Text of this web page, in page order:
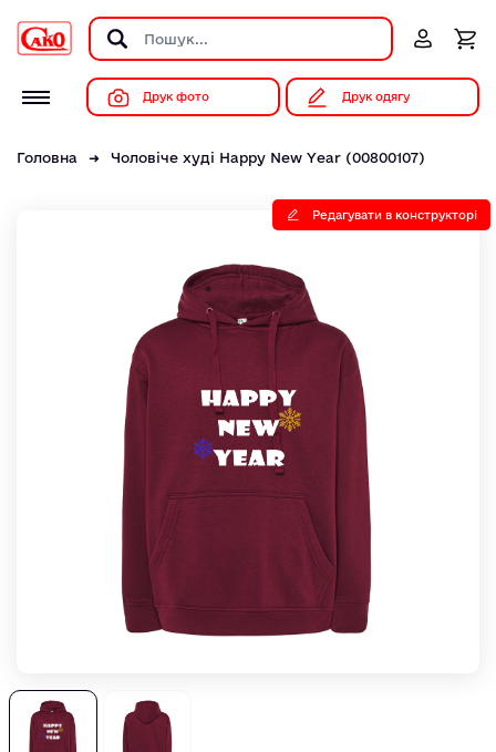
Друк фото Друк одягу
Головна Чоловіче худі Happy New Year (00800107)
Редагувати в конструкторі